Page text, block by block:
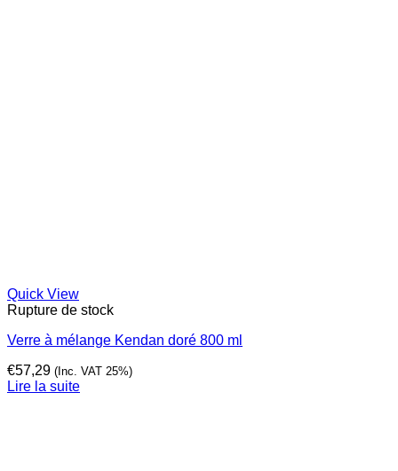
Quick View
Rupture de stock
Verre à mélange Kendan doré 800 ml
€57,29 (Inc. VAT 25%)
Lire la suite